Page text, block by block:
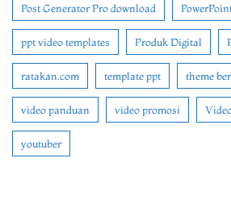
Post Generator Pro download
ppt video templates Produk Digital
ratakan.com template ppt theme
video panduan video promosi
youtuber